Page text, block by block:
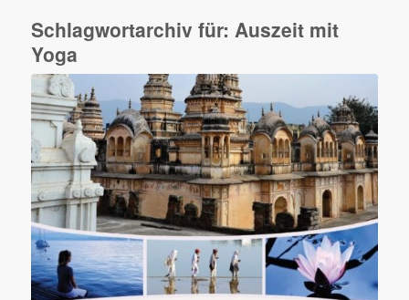
Schlagwortarchiv für: Auszeit mit
Yoga